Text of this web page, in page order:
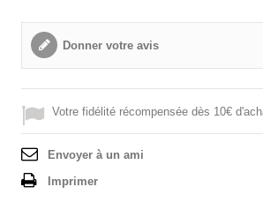
Donner votre avis
Votre fidélité récompensée dès 10€
Envoyer à un ami
Imprimer